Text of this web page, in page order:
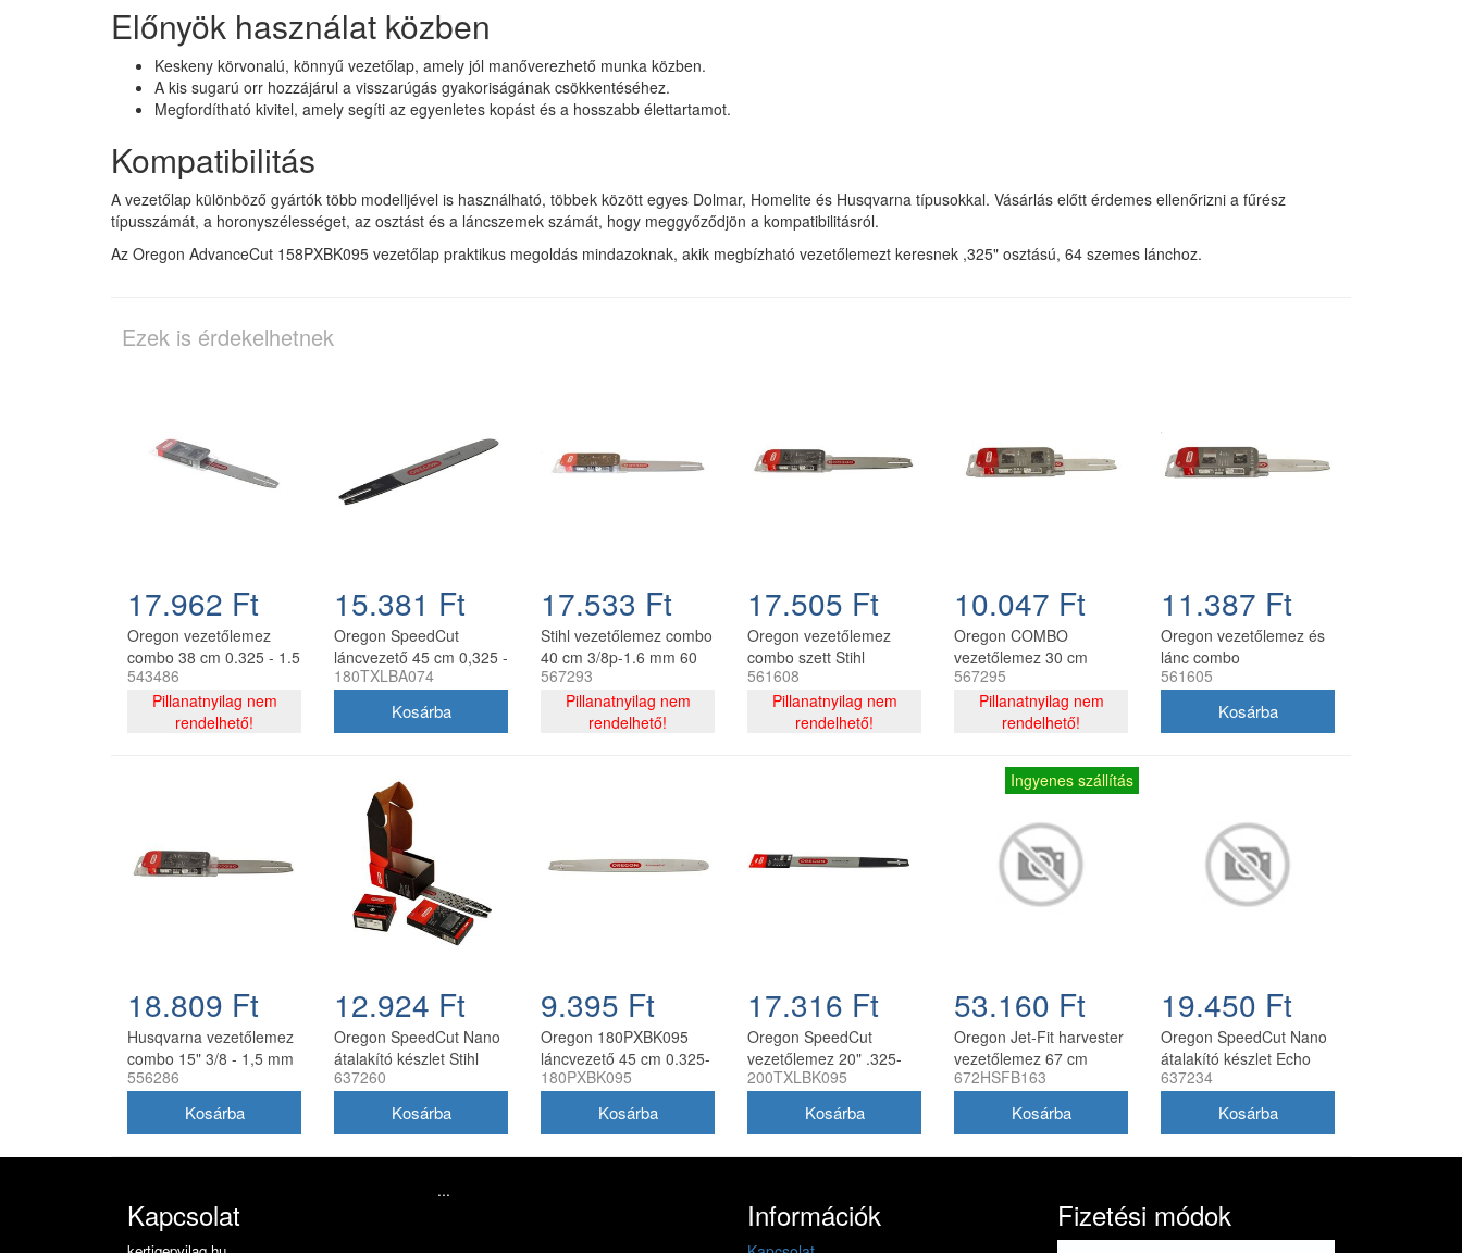
Előnyök használat közben
Keskeny körvonalú, könnyű vezetőlap, amely jól manőverezhető munka közben.
A kis sugarú orr hozzájárul a visszarúgás gyakoriságának csökkentéséhez.
Megfordítható kivitel, amely segíti az egyenletes kopást és a hosszabb élettartamot.
Kompatibilitás
A vezetőlap különböző gyártók több modelljével is használható, többek között egyes Dolmar, Homelite és Husqvarna típusokkal. Vásárlás előtt érdemes ellenőrizni a fűrész
típusszámát, a horonyszélességet, az osztást és a láncszemek számát, hogy meggyőződjön a kompatibilitásról.
Az Oregon AdvanceCut 158PXBK095 vezetőlap praktikus megoldás mindazoknak, akik megbízható vezetőlemezt keresnek ,325" osztású, 64 szemes lánchoz.
Ezek is érdekelhetnek
17.962 Ft
Oregon vezetőlemez
combo 38 cm 0.325 - 1.5
mm 64 szem 2 db
21BPX lánccal
543486
Pillanatnyilag nem
rendelhető!
15.381 Ft
Oregon SpeedCut
láncvezető 45 cm 0,325 -
1,3 mm 68 szem Stihl
180TXLBA074
17.533 Ft
Stihl vezetőlemez combo
40 cm 3/8p-1.6 mm 60
szemes lánccal, Oregon
75DPX060E, 2 db lánc
567293
Pillanatnyilag nem
rendelhető!
17.505 Ft
Oregon vezetőlemez
combo szett Stihl
láncfűrészhez 325 - 1,6
mm 40 cm 67 szemes
561608
Pillanatnyilag nem
rendelhető!
10.047 Ft
Oregon COMBO
vezetőlemez 30 cm
120SDEA074 + 2 db
91P044E lánc 3/8P 1.3
mm 44 szemes
567295
Pillanatnyilag nem
rendelhető!
11.387 Ft
Oregon vezetőlemez és
lánc combo
120SDEA041 30 cm 3/8
561605
18.809 Ft
Husqvarna vezetőlemez
combo 15" 3/8 - 1,5 mm
56 szemes 2 db Oregon
556286
12.924 Ft
Oregon SpeedCut Nano
átalakító készlet Stihl
MSA 161T 10" 325 1,1
637260
9.395 Ft
Oregon 180PXBK095
láncvezető 45 cm 0.325-
1.3 mm 72 szemes
180PXBK095
17.316 Ft
Oregon SpeedCut
vezetőlemez 20" .325-
1.3 mm 78 szem
láncfűrészhez
200TXLBK095
Ingyenes szállítás
53.160 Ft
Oregon Jet-Fit harvester
vezetőlemez 67 cm
0.404 - 2.0 mm
672HSFB163
19.450 Ft
Oregon SpeedCut Nano
átalakító készlet Echo
CCS-58V láncfűrészhez
637234
Kapcsolat
...
Információk Fizetési módok